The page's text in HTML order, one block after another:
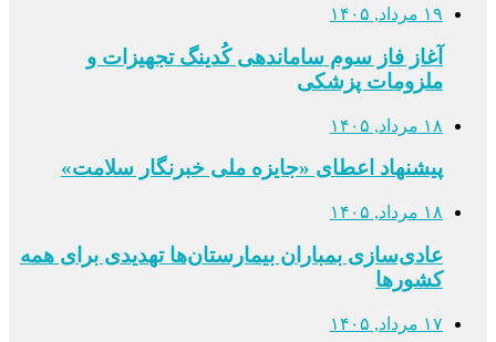
۱۹ مرداد, ۱۴۰۵
آغاز فاز سوم ساماندهی کُدینگ تجهیزات و
ملزومات پزشکی
۱۸ مرداد, ۱۴۰۵
پیشنهاد اعطای «جایزه ملی خبرنگار سلامت»
۱۸ مرداد, ۱۴۰۵
عادی‌سازی بمباران بیمارستان‌ها تهدیدی برای همه
کشورها
۱۷ مرداد, ۱۴۰۵